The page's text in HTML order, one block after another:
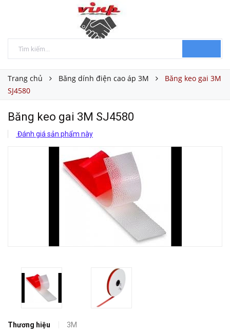
Trang chủ Băng dính điện cao áp 3M
Băng keo gai 3M
SJ4580
Băng keo gai 3M SJ4580
Đánh giá sản phẩm này
Thương hiệu
3M